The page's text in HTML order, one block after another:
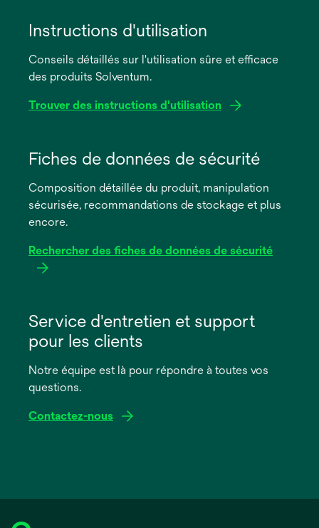
Instructions d'utilisation
Conseils détaillés sur l'utilisation sûre et efficace
des produits Solventum.
Trouver des instructions d'utilisation
dans
nouvel
onglet
Fiches de données de sécurité
Composition détaillée du produit, manipulation
sécurisée, recommandations de stockage et plus
encore.
Rechercher des fiches de données de sécurité
dans
nouvel
onglet
Service d'entretien et support
pour les clients
Notre équipe est là pour répondre à toutes vos
questions.
Contactez-nous